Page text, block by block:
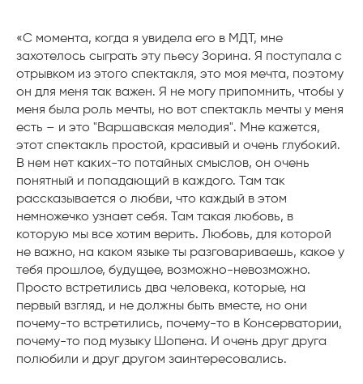
«С момента, когда я увидела его в МДТ, мне
захотелось сыграть эту пьесу Зорина. Я поступала с
отрывком из этого спектакля, это моя мечта, поэтому
он для меня так важен. Я не могу припомнить, чтобы у
меня была роль мечты, но вот спектакль мечты у меня
есть – и это "Варшавская мелодия". Мне кажется,
этот спектакль простой, красивый и очень глубокий.
В нем нет каких-то потайных смыслов, он очень
понятный и попадающий в каждого. Там так
рассказывается о любви, что каждый в этом
немножечко узнает себя. Там такая любовь, в
которую мы все хотим верить. Любовь, для которой
не важно, на каком языке ты разговариваешь, какое у
тебя прошлое, будущее, возможно-невозможно.
Просто встретились два человека, которые, на
первый взгляд, и не должны быть вместе, но они
почему-то встретились, почему-то в Консерватории,
почему-то под музыку Шопена. И очень друг друга
полюбили и друг другом заинтересовались.